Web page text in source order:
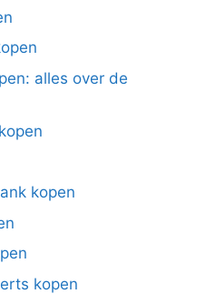
alles over de
kopen
kopen